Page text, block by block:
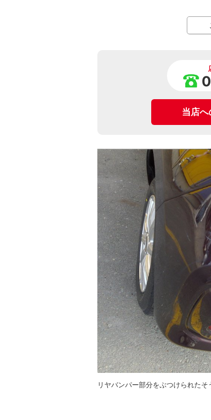
当店
リヤバンパー部分をぶつけられたそ